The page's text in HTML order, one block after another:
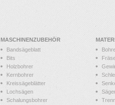
MASCHINENZUBEHÖR
Bandsägeblatt
Bits
Holzbohrer
Kernbohrer
Kreissägeblätter
Lochsägen
Schalungsbohrer